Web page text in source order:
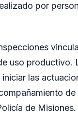
por
uso productivo.
las
de Misiones.